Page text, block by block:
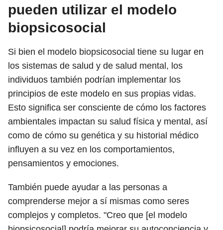
pueden utilizar el modelo
biopsicosocial
Si bien el modelo biopsicosocial tiene su lugar en
los sistemas de salud y de salud mental, los
individuos también podrían implementar los
principios de este modelo en sus propias vidas.
Esto significa ser consciente de cómo los factores
ambientales impactan su salud física y mental, así
como de cómo su genética y su historial médico
influyen a su vez en los comportamientos,
pensamientos y emociones.
También puede ayudar a las personas a
comprenderse mejor a sí mismas como seres
complejos y completos. "Creo que [el modelo